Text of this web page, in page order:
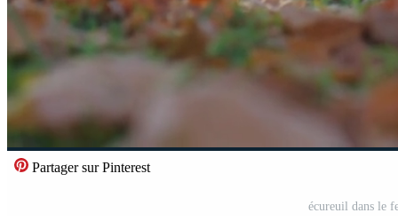
Partager sur Pinterest
écureuil dans le